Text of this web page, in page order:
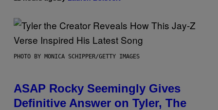
PHOTO BY MONICA SCHIPPER/GETTY IMAGES
ASAP Rocky Seemingly Gives
Definitive Answer on Tyler, The